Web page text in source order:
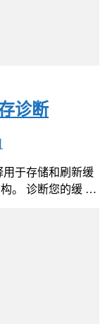
诊断
于存储和刷新缓
。 诊断您的缓 …